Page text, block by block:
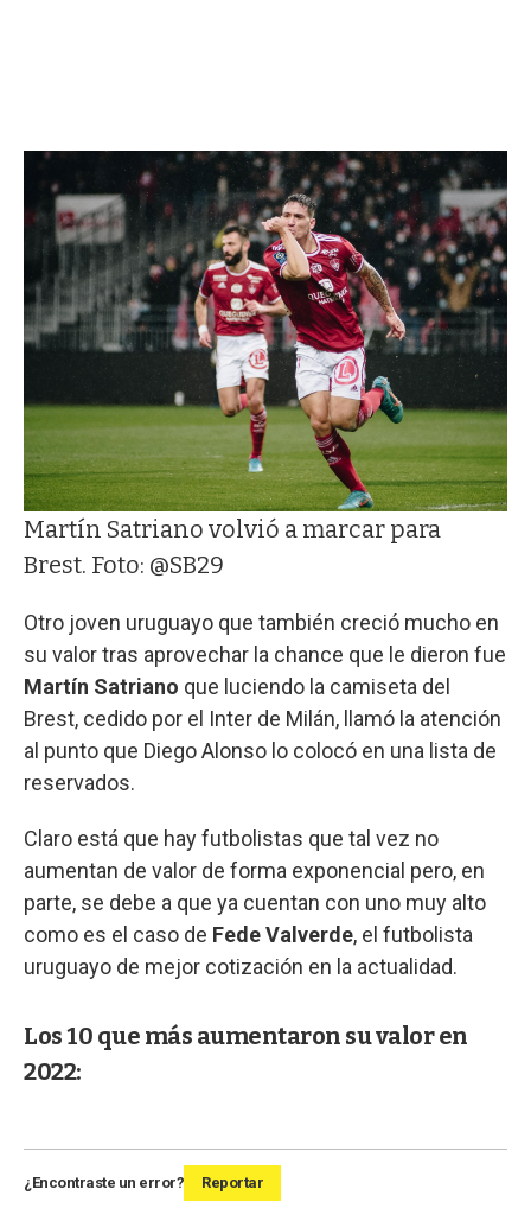
Martín Satriano volvió a marcar para
Brest. Foto: @SB29
Otro joven uruguayo que también creció mucho en
su valor tras aprovechar la chance que le dieron fue
Martín Satriano que luciendo la camiseta del
Brest, cedido por el Inter de Milán, llamó la atención
al punto que Diego Alonso lo colocó en una lista de
reservados.
Claro está que hay futbolistas que tal vez no
aumentan de valor de forma exponencial pero, en
parte, se debe a que ya cuentan con uno muy alto
como es el caso de Fede Valverde, el futbolista
uruguayo de mejor cotización en la actualidad.
Los 10 que más aumentaron su valor en
2022:
¿Encontraste un error? Reportar